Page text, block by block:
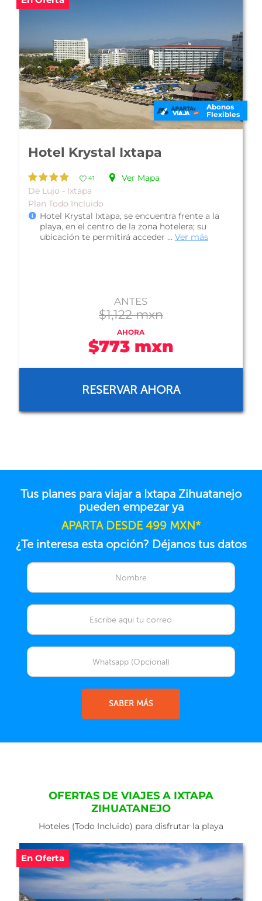
Abonos
Flexibles
Emporio Ixtapa
Ver Mapa
De Lujo - Ixtapa
Plan Todo Incluido
El Hotel Emporio Ixtapa se encuentra frente a
la playa, en el centro de la bahía El Palmar,
ubicación privilegiada que per...Ver más
ANTES
$1,536 mxn
AHORA
$823 mxn
RESERVAR AHORA
Tus planes para viajar a Ixtapa Zihuatanejo
pueden empezar ya
APARTA DESDE 499 MXN*
¿Te interesa esta opción? Déjanos tus datos
SABER MÁS
OFERTAS DE VIAJES A IXTAPA
ZIHUATANEJO
Hoteles (Todo Incluido) para disfrutar la playa
En Oferta